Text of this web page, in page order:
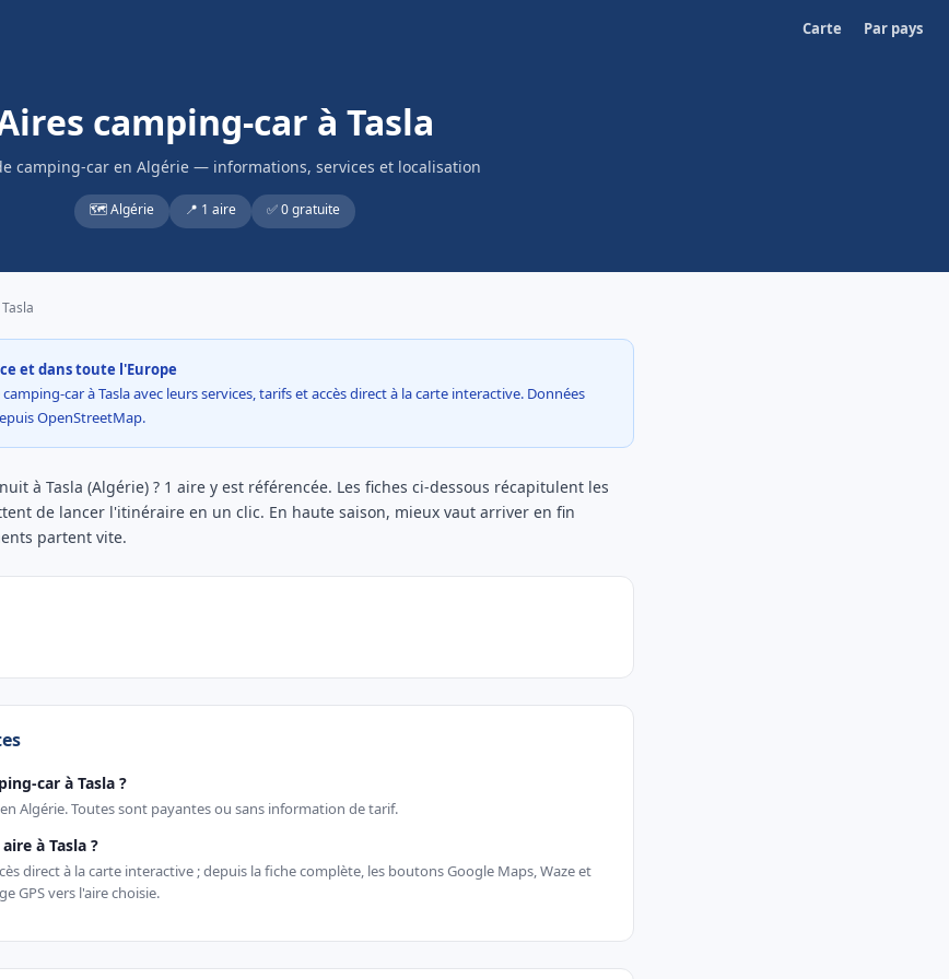
Carte Par pays
camping-car à Tasla
camping-car en Algérie — informations, services et localisation
🗺️ Algérie 📍 1 aire ✅ 0 gratuite
Tasla
et dans toute l'Europe
car à Tasla avec leurs services, tarifs et accès direct à la carte interactive. Données
OpenStreetMap.
à Tasla (Algérie) ? 1 aire y est référencée. Les fiches ci-dessous récapitulent les
de lancer l'itinéraire en un clic. En haute saison, mieux vaut arriver en fin
partent vite.
car à Tasla ?
en Algérie. Toutes sont payantes ou sans information de tarif.
à Tasla ?
direct à la carte interactive ; depuis la fiche complète, les boutons Google Maps, Waze et
GPS vers l'aire choisie.